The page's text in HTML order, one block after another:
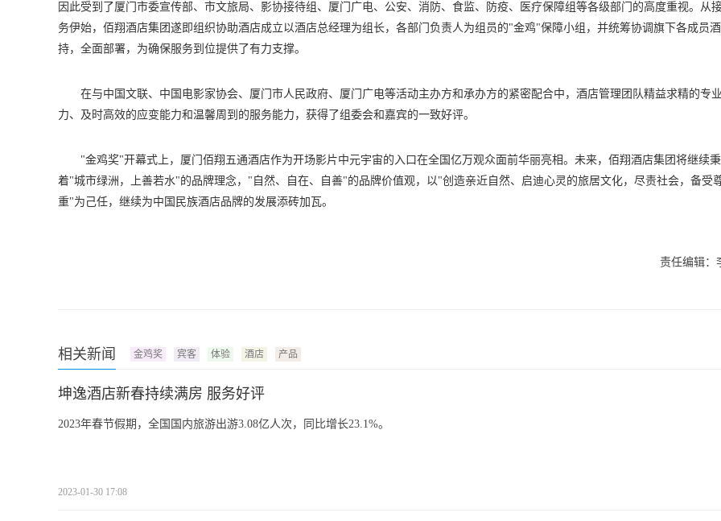
因此受到了厦门市委宣传部、市文旅局、影协接待组、厦门广电、公安、消防、食监、防疫、医疗保障组等各级部门的高度重视。从
务伊始，佰翔酒店集团遂即组织协助酒店成立以酒店总经理为组长，各部门负责人为组员的"金鸡"保障小组，并统筹协调旗下各成员
持，全面部署，为确保服务到位提供了有力支撑。
在与中国文联、中国电影家协会、厦门市人民政府、厦门广电等活动主办方和承办方的紧密配合中，酒店管理团队精益求精的专
力、及时高效的应变能力和温馨周到的服务能力，获得了组委会和嘉宾的一致好评。
"金鸡奖"开幕式上，厦门佰翔五通酒店作为开场影片中元宇宙的入口在全国亿万观众面前华丽亮相。未来，佰翔酒店集团将继续
着"城市绿洲，上善若水"的品牌理念，"自然、自在、自善"的品牌价值观，以"创造亲近自然、启迪心灵的旅居文化，尽责社会，备受
重"为己任，继续为中国民族酒店品牌的发展添砖加瓦。
责任编辑：
相关新闻 金鸡奖 宾客 体验 酒店 产品
坤逸酒店新春持续满房 服务好评
2023年春节假期，全国国内旅游出游3.08亿人次，同比增长23.1%。
2023-01-30 17:08